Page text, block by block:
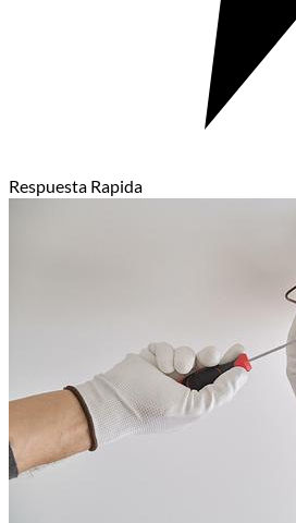
Respuesta Rapida